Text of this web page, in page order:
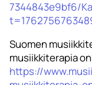
7344843e9bf6/
Suomen
musiikkiterapia
https://